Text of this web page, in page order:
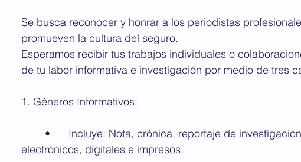
Se busca reconocer y honrar a los periodistas
promueven la cultura del seguro.
Esperamos recibir tus trabajos individuales o
de tu labor informativa e investigación por medio de tres
1. Géneros Informativos:
electrónicos, digitales e impresos.